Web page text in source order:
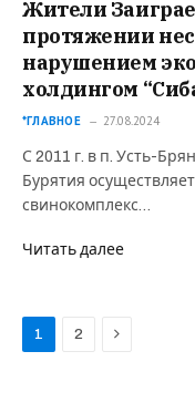
Жители
протяжении
нарушением
холдингом
*ГЛАВНОЕ 27.08.2024
С 2011 г. в п. Усть-
Бурятия
свинокомплекс…
Читать далее
1 2 Next